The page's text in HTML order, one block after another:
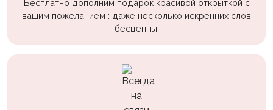
Бесплатно дополним подарок красивой открыткой с
вашим пожеланием : даже несколько искренних слов
бесценны.